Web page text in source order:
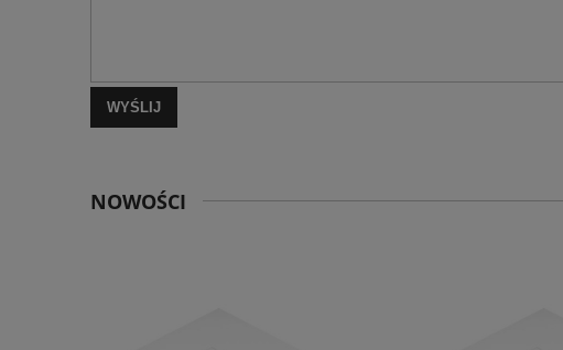
WYŚLIJ
NOWOŚCI